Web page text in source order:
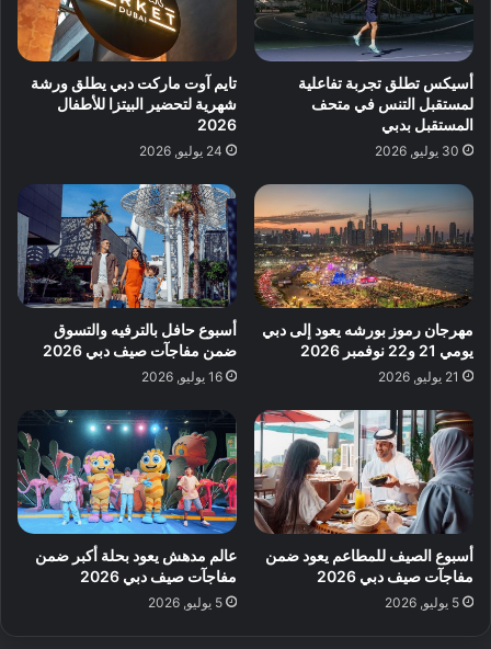
أسيكس تطلق تجربة تفاعلية
لمستقبل التنس في متحف
المستقبل بدبي
30 يوليو, 2026
تايم آوت ماركت دبي يطلق ورشة
شهرية لتحضير البيتزا للأطفال
2026
24 يوليو, 2026
مهرجان رموز بورشه يعود إلى دبي
يومي 21 و22 نوفمبر 2026
21 يوليو, 2026
أسبوع حافل بالترفيه والتسوق
ضمن مفاجآت صيف دبي 2026
16 يوليو, 2026
أسبوع الصيف للمطاعم يعود ضمن
مفاجآت صيف دبي 2026
5 يوليو, 2026
عالم مدهش يعود بحلة أكبر ضمن
مفاجآت صيف دبي 2026
5 يوليو, 2026